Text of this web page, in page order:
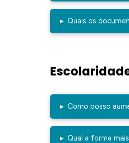
▸ Quais os
▸ Como posso
▸ Qual a forma